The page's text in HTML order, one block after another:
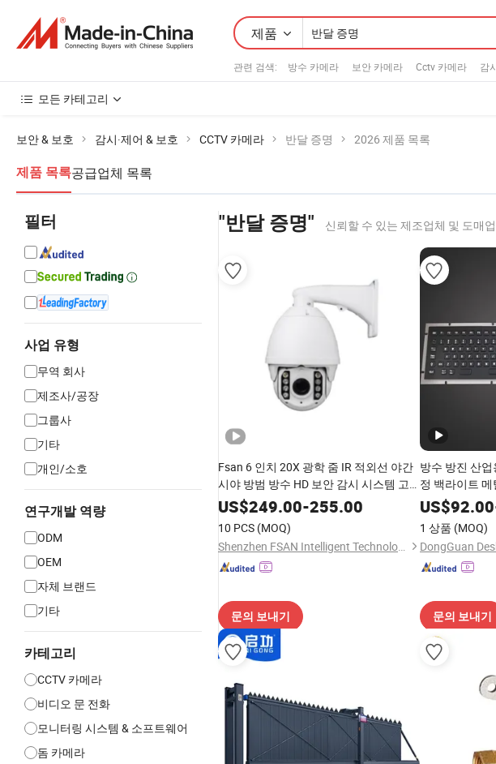
제품
관련 검색: 방수 카메라 보안 카메라 Cctv 카메라 감
모든 카테고리
보안 & 보호 감시·제어 & 보호 CCTV 카메라 반달 증명 2026 제품 목록
제품 목록공급업체 목록
필터
사업 유형
무역 회사
제조사/공장
그룹사
기타
개인/소호
연구개발 역량
ODM
OEM
자체 브랜드
기타
카테고리
CCTV 카메라
비디오 문 전화
모니터링 시스템 & 소프트웨어
돔 카메라
"반달 증명" 신뢰할 수 있는 제조업체 및 도매
Fsan 6 인치 20X 광학 줌 IR 적외선 야간
시야 방범 방수 HD 보안 감시 시스템 고속
돔 CCTV IP 네트워크 PTZ 카메라
US$249.00-255.00
10 PCS (MOQ)
Shenzhen FSAN Intelligent Technology Co., Ltd.
문의 보내기
방수 방진 산
정 백라이트
패드
US$92.00
1 상품 (MOQ)
문의 보내기